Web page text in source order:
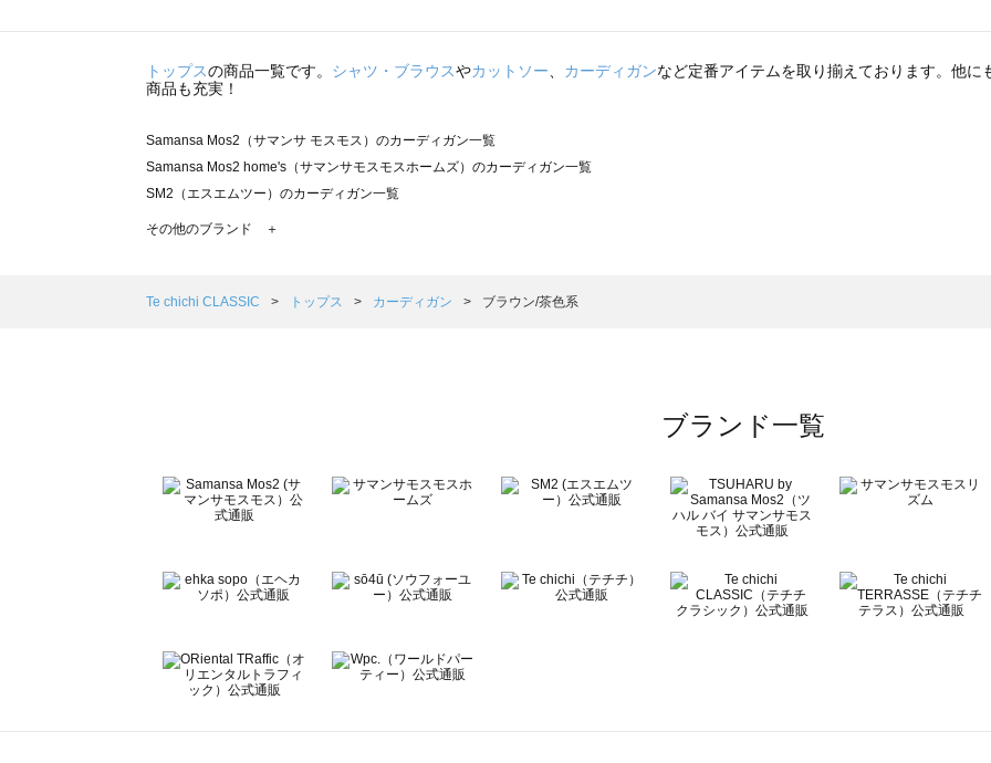
トップスの商品一覧です。 シャツ・ブラウスやカットソー カーディガンなど定番アイテムを取り揃えております。他に
商品も充実！
Samansa Mos2（サマンサ モスモス）のカーディガン一覧
Samansa Mos2 home's（サマンサモスモスホームズ）のカーディガン一覧
SM2（エスエムツー）のカーディガン一覧
TSUHARU by Samansa Mos2（ツハルバイサマンサモスモス）のカーディガン一覧
Samansa Mos2 Lagom（サマンサモスモス ラーゴム）のカーディガン一覧
BETTY'S BLUE（べティーズブルー）のカーディガン一覧
Wpc.（ワールドパーティー）のカーディガン一覧
その他のブランド ＋
Te chichi CLASSIC トップス カーディガン ブラウン/茶色系
ブランド一覧